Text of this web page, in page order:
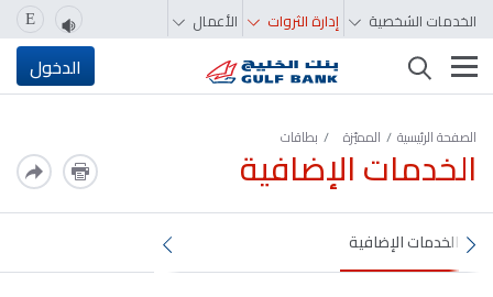
الخدمات الشخصية إدارة الثروات الأعمال E
تغيير التصفّح الدخول
الصفحة الرئيسية المميّزة‬‬‬‬‬‬‬‬‬‬ بطاقات
الخدمات الإضافية
الخدمات الإضافية